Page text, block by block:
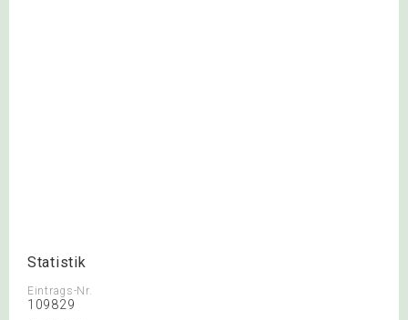
Statistik
Eintrags-Nr.
109829